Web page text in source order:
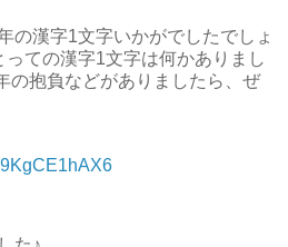
の漢字1文字いかがでしたでしょ
ての漢字1文字は何かありまし
の抱負などがありましたら、ぜ